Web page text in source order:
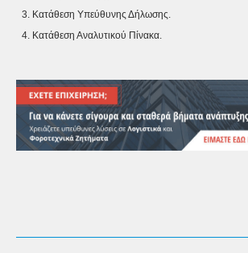
Κατάθεση Υπεύθυνης Δήλωσης.
Κατάθεση Αναλυτικού Πίνακα.